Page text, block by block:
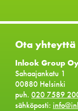
Ota yhteyttä
Inlook Group
Sahaajankatu 1
00880 Helsinki
puh. 020 7589
sähköposti: